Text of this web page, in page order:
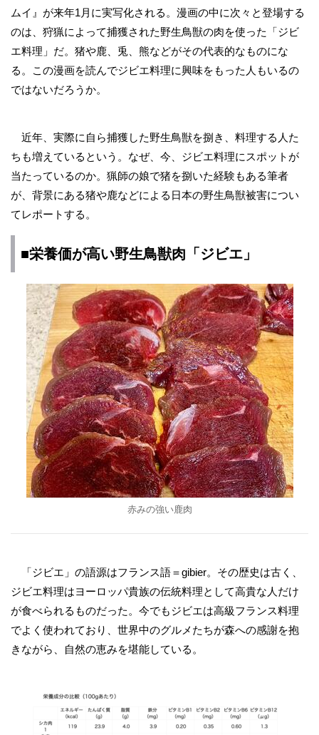
ムイ』が来年1月に実写化される。漫画の中に次々と登場する
のは、狩猟によって捕獲された野生鳥獣の肉を使った「ジビ
エ料理」だ。猪や鹿、兎、熊などがその代表的なものにな
る。この漫画を読んでジビエ料理に興味をもった人もいるの
ではないだろうか。
近年、実際に自ら捕獲した野生鳥獣を捌き、料理する人た
ちも増えているという。なぜ、今、ジビエ料理にスポットが
当たっているのか。猟師の娘で猪を捌いた経験もある筆者
が、背景にある猪や鹿などによる日本の野生鳥獣被害につい
てレポートする。
■栄養価が高い野生鳥獣肉「ジビエ」
赤みの強い鹿肉
「ジビエ」の語源はフランス語＝gibier。その歴史は古く、
ジビエ料理はヨーロッパ貴族の伝統料理として高貴な人だけ
が食べられるものだった。今でもジビエは高級フランス料理
でよく使われており、世界中のグルメたちが森への感謝を抱
きながら、自然の恵みを堪能している。